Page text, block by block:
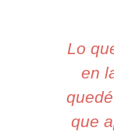
Lo
en
que